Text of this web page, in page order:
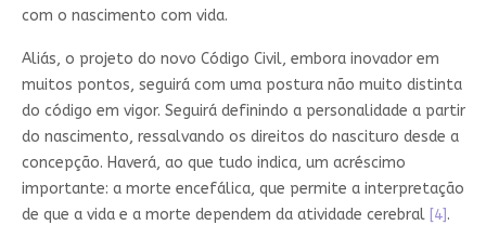
com o nascimento com vida.
Aliás, o projeto do novo Código Civil, embora inovador em
muitos pontos, seguirá com uma postura não muito distinta
do código em vigor. Seguirá definindo a personalidade a partir
do nascimento, ressalvando os direitos do nascituro desde a
concepção. Haverá, ao que tudo indica, um acréscimo
importante: a morte encefálica, que permite a interpretação
de que a vida e a morte dependem da atividade cerebral [4].